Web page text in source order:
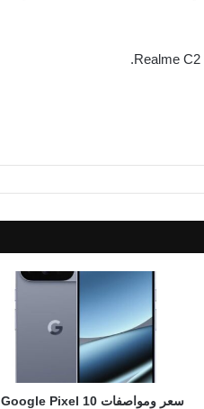
سعر ومواصفات Google Pixel 10